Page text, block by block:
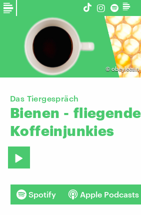
© obeyleesin
Das Tiergespräch
Bienen - fliegende
Koffeinjunkies
Spotify Apple Podcasts